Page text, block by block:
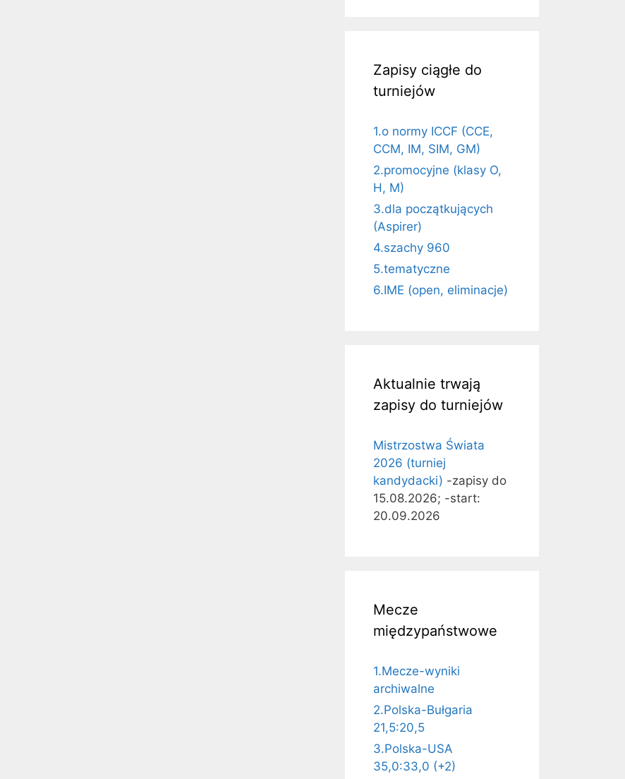
Zapisy ciągłe do
turniejów
1.o normy ICCF (CCE,
CCM, IM, SIM, GM)
2.promocyjne (klasy O,
H, M)
3.dla początkujących
(Aspirer)
4.szachy 960
5.tematyczne
6.IME (open, eliminacje)
Aktualnie trwają
zapisy do turniejów
Mistrzostwa Świata
2026 (turniej
kandydacki) -zapisy do
15.08.2026; -start:
20.09.2026
Mecze
międzypaństwowe
1.Mecze-wyniki
archiwalne
2.Polska-Bułgaria
21,5:20,5
3.Polska-USA
35,0:33,0 (+2)